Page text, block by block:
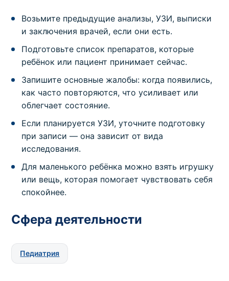
Возьмите предыдущие анализы, УЗИ, выписки
и заключения врачей, если они есть.
Подготовьте список препаратов, которые
ребёнок или пациент принимает сейчас.
Запишите основные жалобы: когда появились,
как часто повторяются, что усиливает или
облегчает состояние.
Если планируется УЗИ, уточните подготовку
при записи — она зависит от вида
исследования.
Для маленького ребёнка можно взять игрушку
или вещь, которая помогает чувствовать себя
спокойнее.
Сфера деятельности
Педиатрия